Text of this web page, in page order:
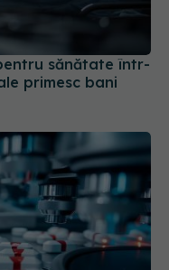
sănătate într-
primesc bani